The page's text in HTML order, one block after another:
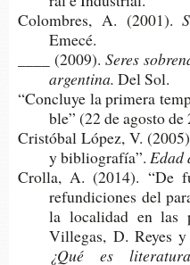
Colom­bres, A. (2001).
Emecé.
____ (2009). Seres
argentina.Del Sol.
“Con­clu­ye la pri­me­ra
ble” (22 de agos­to de
Cris­tó­bal López, V.
y bibliografía”.Edad
Cro­lla, A. (2014). “De
refun­di­cio­nes del
la loca­li­dad en las
Ville­gas, D. Reyes
¿Qué es